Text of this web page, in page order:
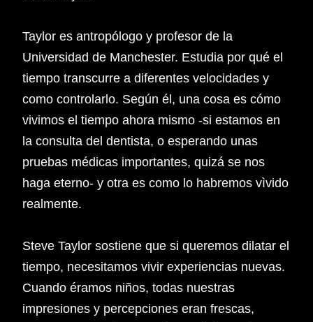
Taylor es antropólogo y profesor de la
Universidad de Manchester. Estudia por qué el
tiempo transcurre a diferentes velocidades y
como controlarlo. Según él, una cosa es cómo
vivimos el tiempo ahora mismo -si estamos en
la consulta del dentista, o esperando unas
pruebas médicas importantes, quizá se nos
haga eterno- y otra es como lo habremos vìvido
realmente.
Steve Taylor sostiene que si queremos dilatar el
tiempo, necesitamos vivir experiencias nuevas.
Cuando éramos niños, todas nuestras
impresiones y percepciones eran frescas,